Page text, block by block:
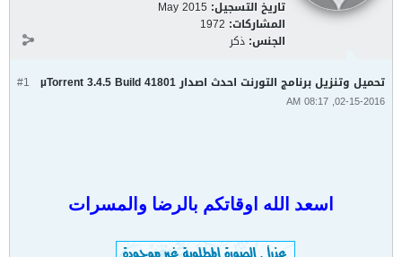
تاريخ التسجيل: May 2015
المشاركات: 1972
الجنس: ذكر
#1 تحميل وتنزيل برنامج التورنت احدث اصدار µTorrent 3.4.5 Build 41801
02-15-2016, 08:17 AM
اسعد الله اوقاتكم بالرضا والمسرات